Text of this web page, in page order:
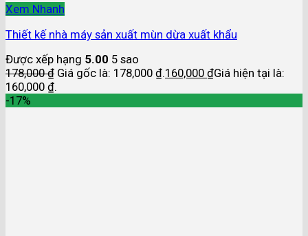
Xem Nhanh
Thiết kế nhà máy sản xuất mùn dừa xuất khẩu
Được xếp hạng 5.00 5 sao
178,000₫ Giá gốc là: 178,000 ₫.160,000 ₫Giá hiện tại là:
160,000 ₫.
-17%